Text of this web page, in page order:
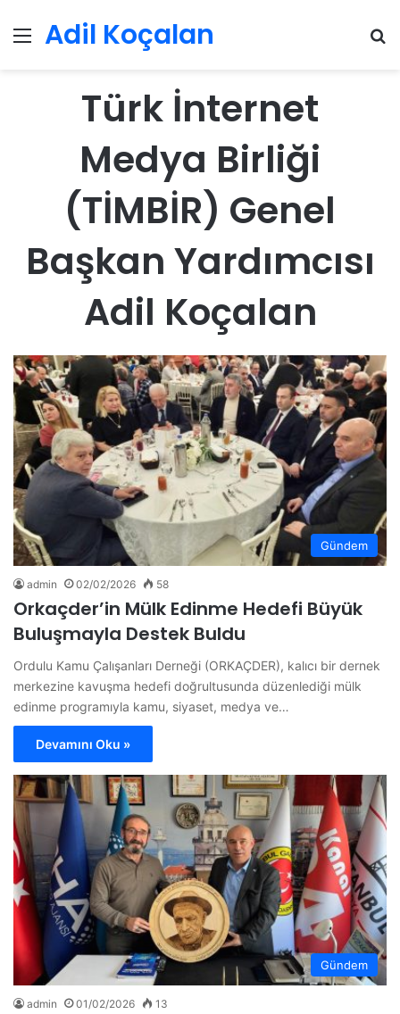
Menü
Adil Koçalan
Türk İnternet
Medya Birliği
(TİMBİR) Genel
Başkan Yardımcısı
Adil Koçalan
Gündem
admin 02/02/2026 58
Orkaçder’in Mülk Edinme Hedefi Büyük
Buluşmayla Destek Buldu
Ordulu Kamu Çalışanları Derneği (ORKAÇDER), kalıcı bir dernek
merkezine kavuşma hedefi doğrultusunda düzenlediği mülk
edinme programıyla kamu, siyaset, medya ve…
Devamını Oku »
Gündem
admin 01/02/2026 13